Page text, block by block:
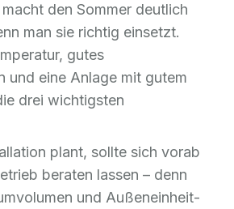
den Sommer deutlich
man sie richtig einsetzt.
gutes
und eine Anlage mit gutem
drei wichtigsten
plant, sollte sich vorab
beraten lassen – denn
und Außeneinheit-